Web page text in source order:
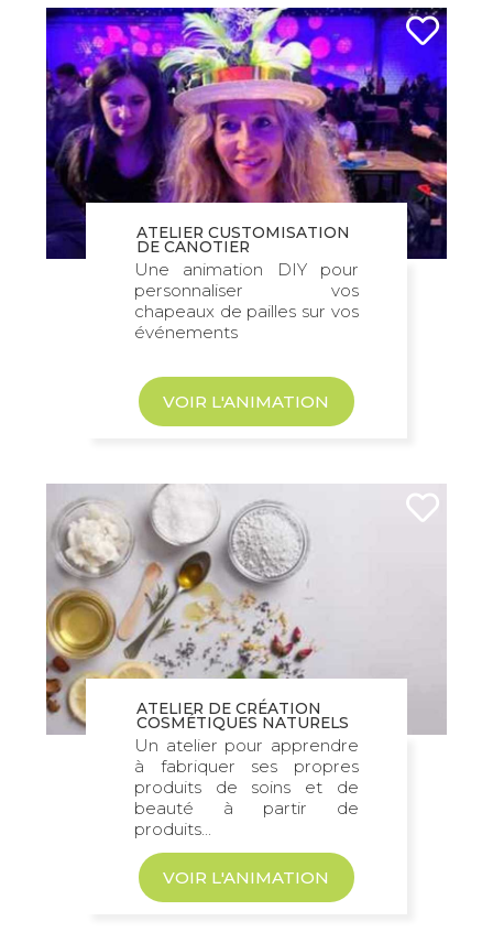
autour de la nature.
Contactez donc CultureZen pour
connaître les spécificités de chaque
activité de développement durable en
entreprise !
ATELIER CUSTOMISATION
DE CANOTIER
Une animation DIY pour
personnaliser vos
chapeaux de pailles sur vos
événements
VOIR L'ANIMATION
ATELIER DE CRÉATION
COSMÉTIQUES NATURELS
Un atelier pour apprendre
à fabriquer ses propres
produits de soins et de
beauté à partir de
produits...
VOIR L'ANIMATION